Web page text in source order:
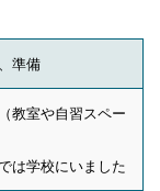
準備
教室や自習スペー
は学校にいました